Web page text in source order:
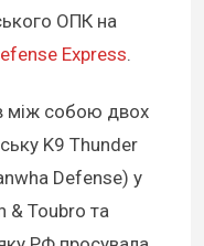
ОПК на
Express.
між собою двох
K9 Thunder
Defense) у
& Toubro та